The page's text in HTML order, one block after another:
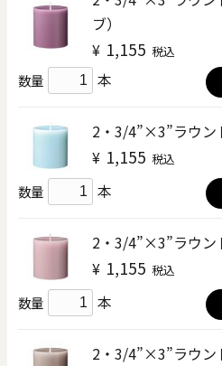
ブ）
¥ 1,155 税込
数量 本
2・3/4”×3”ラウン
¥ 1,155 税込
数量 本
2・3/4”×3”ラウン
¥ 1,155 税込
数量 本
2・3/4”×3”ラウン